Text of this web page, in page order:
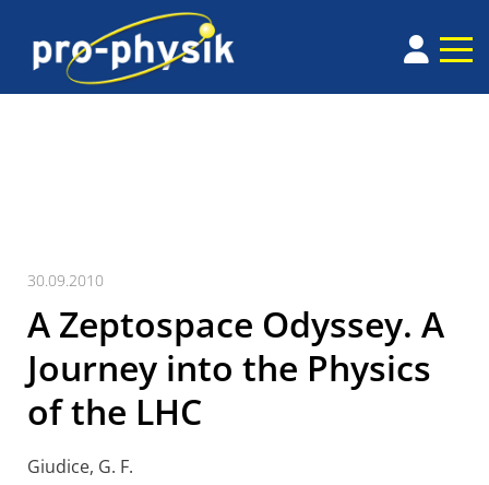
30.09.2010
A Zeptospace Odyssey. A
Journey into the Physics
of the LHC
Giudice, G. F.